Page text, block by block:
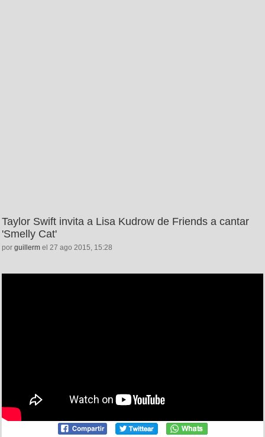
Taylor Swift invita a Lisa Kudrow de Friends a cantar
'Smelly Cat'
por guillerm el 27 ago 2015, 15:28